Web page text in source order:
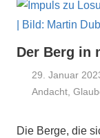
Der Berg in
29. Januar
Andacht ,
Die Berge, die